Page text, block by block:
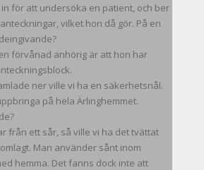
för att undersöka en patient, och ber
vilket hon då gör. På en
förvånad anhörig är att hon har
ner ville vi ha en säkerhetsnål.
på hela Ärlinghemmet.
från ett sår, så ville vi ha det tvättat
Man använder sånt inom
hemma. Det fanns dock inte att